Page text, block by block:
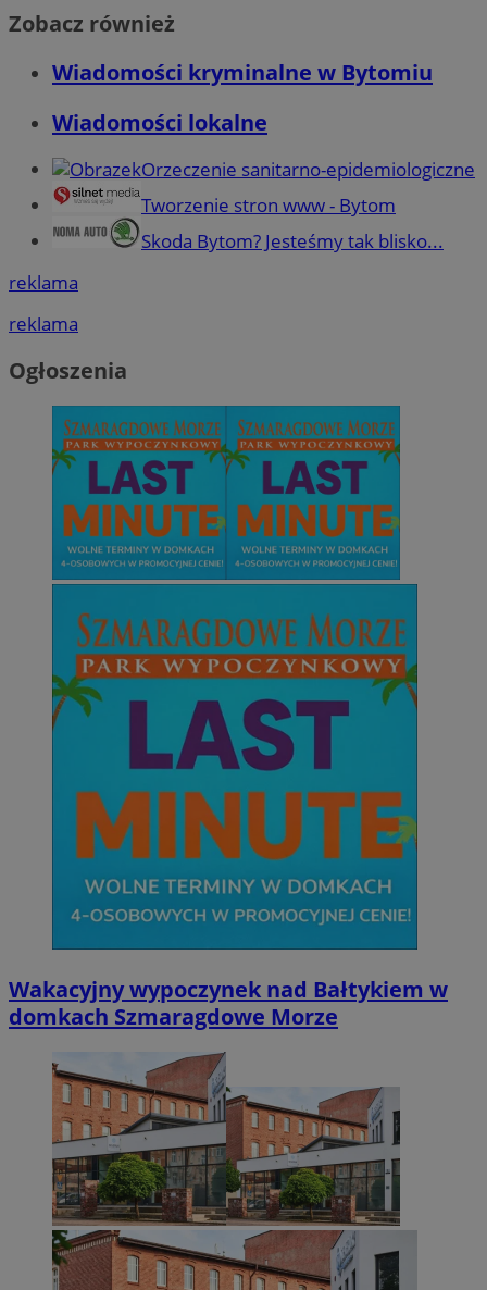
Zobacz również
Wiadomości kryminalne w Bytomiu
Wiadomości lokalne
Orzeczenie sanitarno-epidemiologiczne
Tworzenie stron www - Bytom
Skoda Bytom? Jesteśmy tak blisko...
reklama
reklama
Ogłoszenia
Wakacyjny wypoczynek nad Bałtykiem w
domkach Szmaragdowe Morze